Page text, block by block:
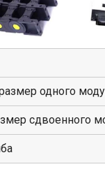
одного
сдвоенного